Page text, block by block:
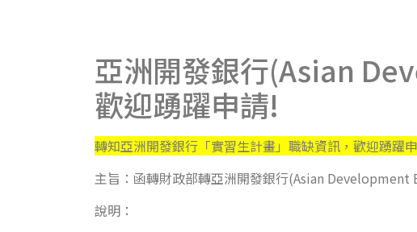
亞洲開發銀行(Asian
歡迎踴躍申請!
轉知亞洲開發銀行「實習生計畫」職缺資訊，歡迎踴躍
主旨：函轉財政部轉亞洲開發銀行(Asian Development
說明：